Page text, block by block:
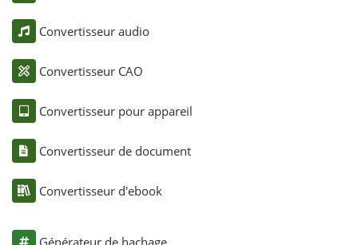
Convertisseur audio
Convertisseur CAO
Convertisseur pour appareil
Convertisseur de document
Convertisseur d'ebook
Générateur de hachage